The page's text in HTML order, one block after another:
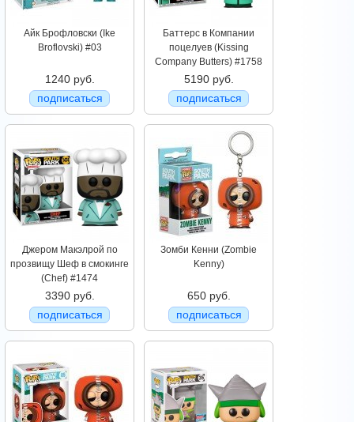
Айк Брофловски (Ike
Broflovski) #03
1240 руб.
подписаться
Баттерс в Компании
поцелуев (Kissing
Company Butters) #1758
5190 руб.
подписаться
Джером Макэлрой по
прозвищу Шеф в смокинге
(Chef) #1474
3390 руб.
подписаться
Зомби Кенни (Zombie
Kenny)
650 руб.
подписаться